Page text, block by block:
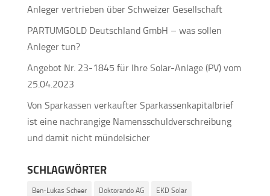
Anleger vertrieben über Schweizer Gesellschaft
PARTUMGOLD Deutschland GmbH – was sollen
Anleger tun?
Angebot Nr. 23-1845 für Ihre Solar-Anlage (PV) vom
25.04.2023
Von Sparkassen verkaufter Sparkassenkapitalbrief
ist eine nachrangige Namensschuldverschreibung
und damit nicht mündelsicher
SCHLAGWÖRTER
Ben-Lukas Scheer Doktorando AG EKD Solar